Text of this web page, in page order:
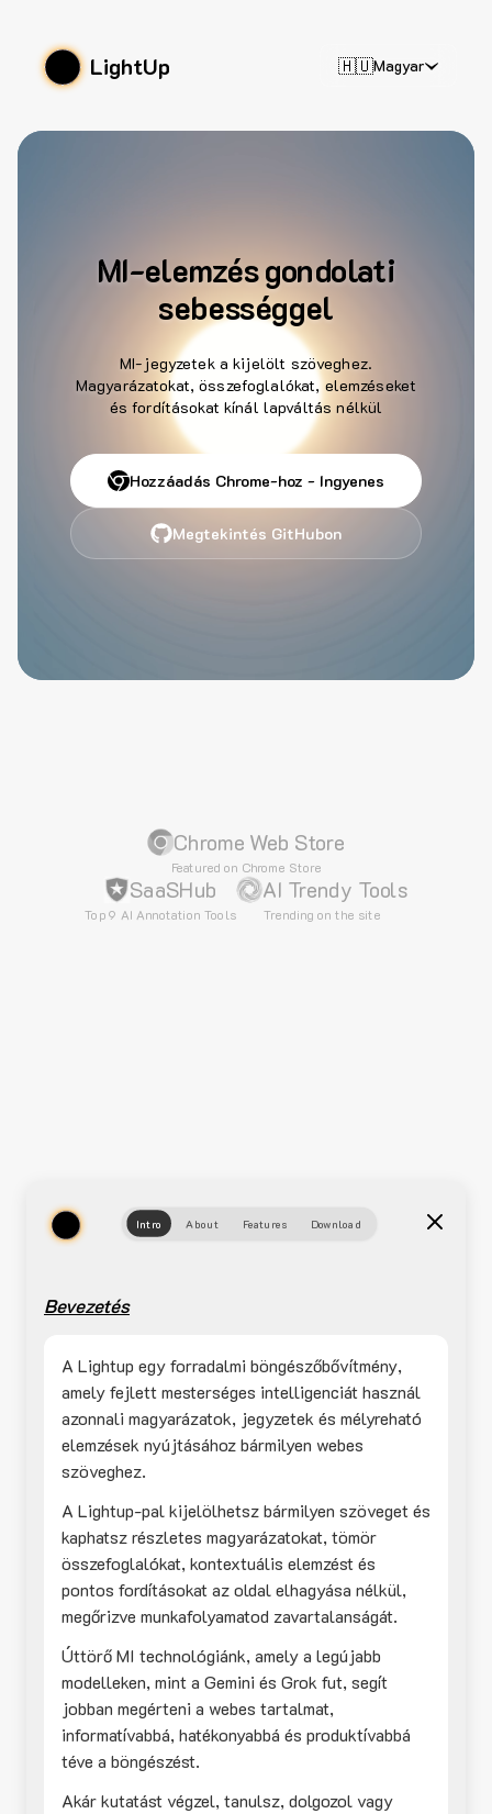
LightUp 🇭🇺Magyar
MI-elemzés gondolati
sebességgel
MI-jegyzetek a kijelölt szöveghez.
Magyarázatokat, összefoglalókat, elemzéseket
és fordításokat kínál lapváltás nélkül
Hozzáadás Chrome-hoz - Ingyenes
Megtekintés GitHubon
Chrome Web Store
Featured on Chrome Store
SaaSHub
Top 9 AI Annotation Tools
AI Trendy Tools
Trending on the site
Intro About Features Download
Bevezetés
A Lightup egy forradalmi böngészőbővítmény,
amely fejlett mesterséges intelligenciát használ
azonnali magyarázatok, jegyzetek és mélyreható
elemzések nyújtásához bármilyen webes
szöveghez.
A Lightup-pal kijelölhetsz bármilyen szöveget és
kaphatsz részletes magyarázatokat, tömör
összefoglalókat, kontextuális elemzést és
pontos fordításokat az oldal elhagyása nélkül,
megőrizve munkafolyamatod zavartalanságát.
Úttörő MI technológiánk, amely a legújabb
modelleken, mint a Gemini és Grok fut, segít
jobban megérteni a webes tartalmat,
informatívabbá, hatékonyabbá és produktívabbá
téve a böngészést.
Akár kutatást végzel, tanulsz, dolgozol vagy